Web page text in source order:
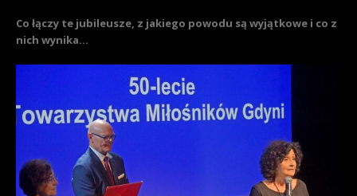
Co łączy te jubileusze, z jakiego powodu są wyjątkowe i co z
nich wynika...